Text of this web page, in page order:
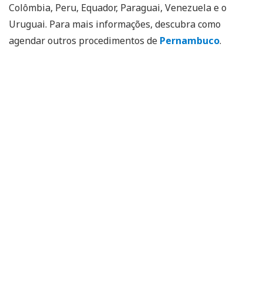
Colômbia, Peru, Equador, Paraguai, Venezuela e o
Uruguai. Para mais informações, descubra como
agendar outros procedimentos de Pernambuco.